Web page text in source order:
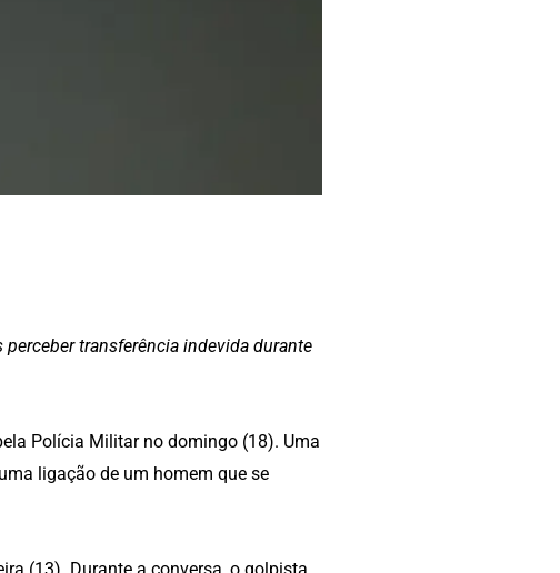
transferência indevida durante
Polícia Militar no domingo (18). Uma
ligação de um homem que se
(13). Durante a conversa, o golpista